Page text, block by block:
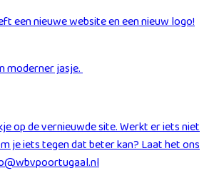
een nieuwe website en een nieuw logo!
moderner jasje.
op de vernieuwde site. Werkt er iets niet
je iets tegen dat beter kan? Laat het ons